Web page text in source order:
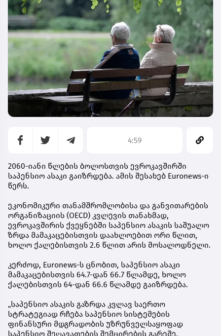
4:59
2060-იანი წლების ბოლოსთვის ევროკავშირში
საპენსიო ასაკი გაიზრდება. ამის შესახებ Euronews-ი
წერს.
ეკონომიკური თანამშრომლობისა და განვითარების
ორგანიზაციის (OECD) კვლევის თანახმად,
ევროკავშირის ქვეყნებში საპენსიო ასაკის საშუალო
ზრდა მამაკაცებისთვის დაახლოებით ორი წლით,
ხოლო ქალებისთვის 2.6 წლით არის მოსალოდნელი.
კერძოდ, Euronews-ს ცნობით, საპენსიო ასაკი
მამაკაცებისთვის 64.7-დან 66.7 წლამდე, ხოლო
ქალებისთვის 64-დან 66.6 წლამდე გაიზრდება.
„საპენსიო ასაკის გაზრდა კვლავ საერთო
სტრატეგიად რჩება საპენსიო სისტემების
ფინანსური მდგრადობის უზრუნველსაყოფად
საპენსიო შეღავათების შემცირების გარეშე.